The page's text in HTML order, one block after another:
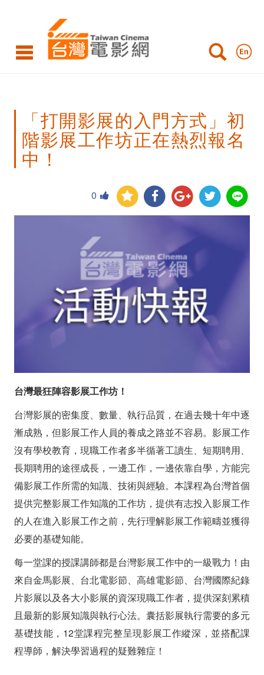
影
的
方
初
正
在
熱
烈
報
名
中！
「打開影展的入門方式」初
階影展工作坊正在熱烈報名
中！
0
台灣最狂陣容影展工作坊！
台灣影展的密集度、數量、執行品質，在過去幾十年中逐
漸成熟，但影展工作人員的養成之路並不容易。影展工作
沒有學校教育，現職工作者多半循著工讀生、短期聘用、
長期聘用的途徑成長，一邊工作，一邊依靠自學，方能完
備影展工作所需的知識、技術與經驗。本課程為台灣首個
提供完整影展工作知識的工作坊，提供有志投入影展工作
的人在進入影展工作之前，先行理解影展工作範疇並獲得
必要的基礎知能。
每一堂課的授課講師都是台灣影展工作中的一級戰力！由
來自金馬影展、台北電影節、高雄電影節、台灣國際紀錄
片影展以及各大小影展的資深現職工作者，提供深刻累積
且最新的影展知識與執行心法。囊括影展執行需要的多元
基礎技能，12堂課程完整呈現影展工作縱深，並搭配課
程導師，解決學習過程的疑難雜症！